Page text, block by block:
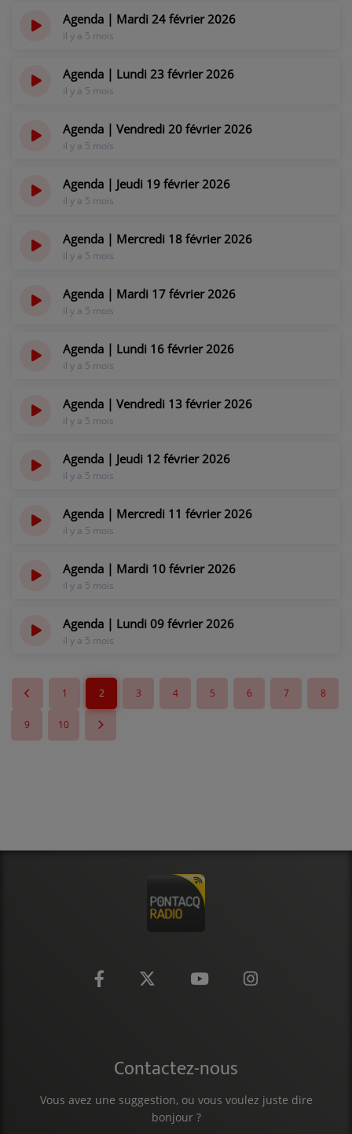
Agenda | Mardi 24 février 2026
il y a 5 mois
Agenda | Lundi 23 février 2026
il y a 5 mois
Agenda | Vendredi 20 février 2026
il y a 5 mois
Agenda | Jeudi 19 février 2026
il y a 5 mois
Agenda | Mercredi 18 février 2026
il y a 5 mois
Agenda | Mardi 17 février 2026
il y a 5 mois
Agenda | Lundi 16 février 2026
il y a 5 mois
Agenda | Vendredi 13 février 2026
il y a 5 mois
Agenda | Jeudi 12 février 2026
il y a 5 mois
Agenda | Mercredi 11 février 2026
il y a 5 mois
Agenda | Mardi 10 février 2026
il y a 5 mois
Agenda | Lundi 09 février 2026
il y a 5 mois
1 2 3 4 5 6 7 8
9 10
Contactez-nous
Vous avez une suggestion, ou vous voulez juste dire
bonjour ?